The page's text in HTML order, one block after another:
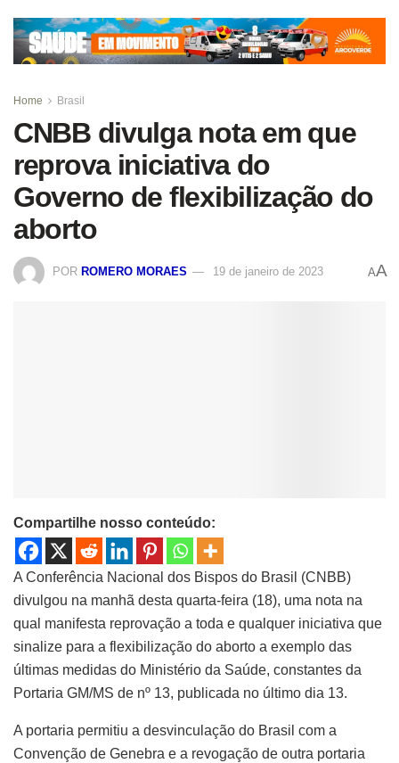
Home Brasil
CNBB divulga nota em que
reprova iniciativa do
Governo de flexibilização do
aborto
POR ROMERO MORAES 19 de janeiro de 2023 AA
Compartilhe nosso conteúdo:
A Conferência Nacional dos Bispos do Brasil (CNBB)
divulgou na manhã desta quarta-feira (18), uma nota na
qual manifesta reprovação a toda e qualquer iniciativa que
sinalize para a flexibilização do aborto a exemplo das
últimas medidas do Ministério da Saúde, constantes da
Portaria GM/MS de nº 13, publicada no último dia 13.
A portaria permitiu a desvinculação do Brasil com a
Convenção de Genebra e a revogação de outra portaria